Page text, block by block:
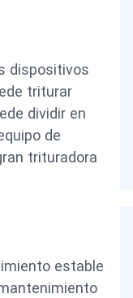
dispositivos
triturar
dividir en
de
trituradora
estable